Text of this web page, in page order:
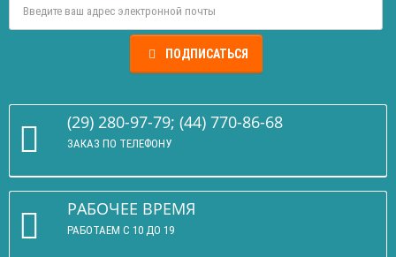
ПОДПИСАТЬСЯ
(29) 280-97-79; (44) 770-86-68
ЗАКАЗ ПО ТЕЛЕФОНУ
РАБОЧЕЕ ВРЕМЯ
РАБОТАЕМ С 10 ДО 19